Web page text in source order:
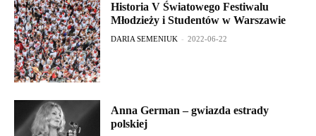
Historia V Światowego Festiwalu
Młodzieży i Studentów w Warszawie
DARIA SEMENIUK - 2022-06-22
Anna German – gwiazda estrady
polskiej